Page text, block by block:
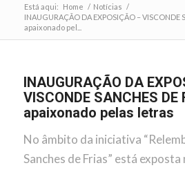
Está aqui: Home / Notícias /
INAUGURAÇÃO DA EXPOSIÇÃO – VISCONDE
apaixonado pel...
INAUGURAÇÃO DA
VISCONDE SANCHES DE
apaixonado pelas letras
No âmbito da iniciativa
Sanches de Frias” está